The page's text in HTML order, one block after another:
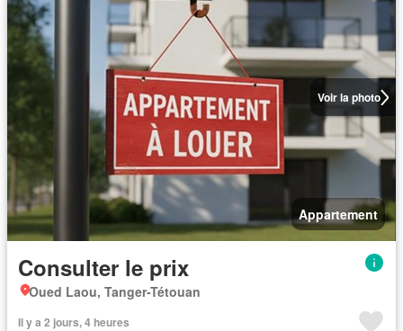
Voir la photo
Appartement
Consulter le prix
Oued Laou, Tanger-Tétouan
Il y a 2 jours, 4 heures